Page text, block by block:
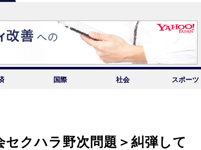
国際 社会 スポーツ
セクハラ野次問題＞糾弾して